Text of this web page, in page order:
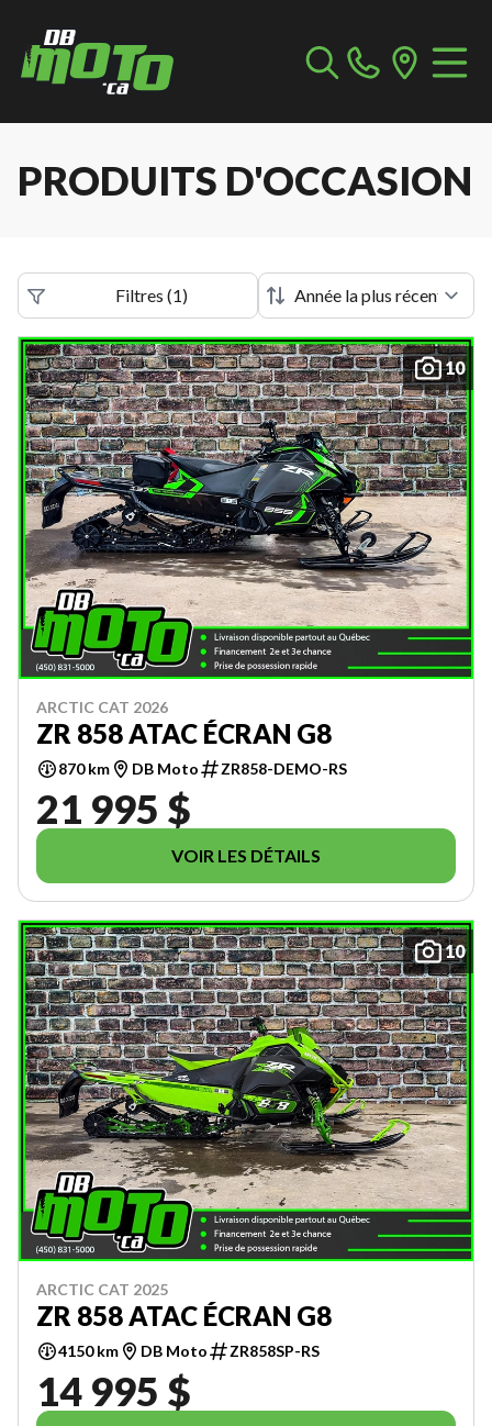
PRODUITS D'OCCASION
Filtres (1)
10
ARCTIC CAT 2026
ZR 858 ATAC ÉCRAN G8
870 km DB Moto ZR858-DEMO-RS
21 995 $
VOIR LES DÉTAILS
10
ARCTIC CAT 2025
ZR 858 ATAC ÉCRAN G8
4150 km DB Moto ZR858SP-RS
14 995 $